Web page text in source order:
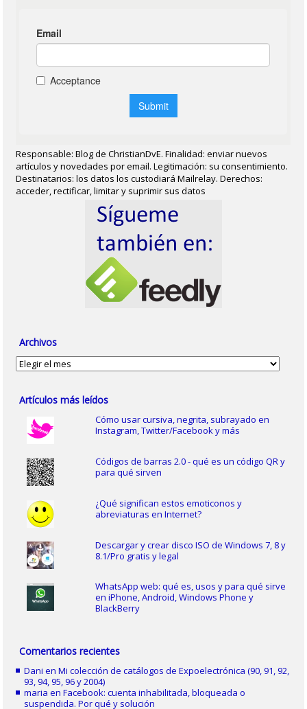
Responsable: Blog de ChristianDvE. Finalidad: enviar nuevos
artículos y novedades por email. Legitimación: su consentimiento.
Destinatarios: los datos los custodiará Mailrelay. Derechos:
acceder, rectificar, limitar y suprimir sus datos
Archivos
Archivos
Artículos más leídos
Cómo usar cursiva, negrita, subrayado en
Instagram, Twitter/Facebook y más
Códigos de barras 2.0 - qué es un código QR y
para qué sirven
¿Qué significan estos emoticonos y
abreviaturas en Internet?
Descargar y crear disco ISO de Windows 7, 8 y
8.1/Pro gratis y legal
WhatsApp web: qué es, usos y para qué sirve
en iPhone, Android, Windows Phone y
BlackBerry
Comentarios recientes
Dani enMi colección de catálogos de Expoelectrónica (90, 91, 92,
93, 94, 95, 96 y 2004)
maria enFacebook: cuenta inhabilitada, bloqueada o
suspendida. Por qué y solución